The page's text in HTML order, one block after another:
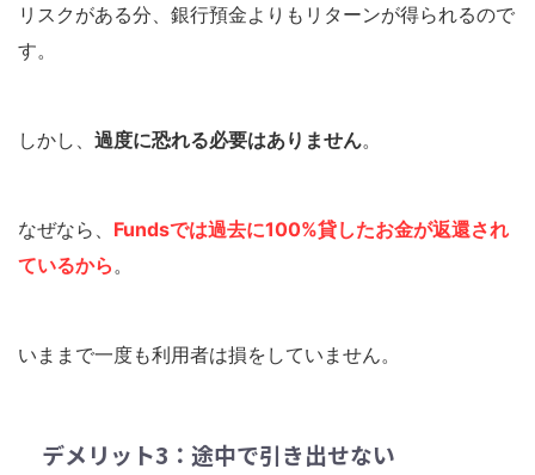
リスクがある分、銀行預金よりもリターンが得られるので
す。
しかし、 過度に恐れる必要はありません。
なぜなら、 Fundsでは過去に100%貸したお金が返還され
ているから 。
いままで一度も利用者は損をしていません。
デメリット3：途中で引き出せない